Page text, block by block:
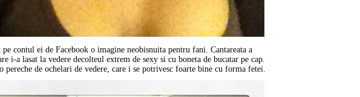
contul ei de Facebook o imagine neobisnuita pentru fani. Cantareata a
i-a lasat la vedere decolteul extrem de sexy si cu boneta de bucatar pe cap.
de ochelari de vedere, care i se potrivesc foarte bine cu forma fetei.